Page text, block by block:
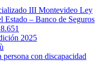
III Montevideo Ley
Estado – Banco de Seguros
2025
con discapacidad